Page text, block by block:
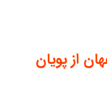
از پویان